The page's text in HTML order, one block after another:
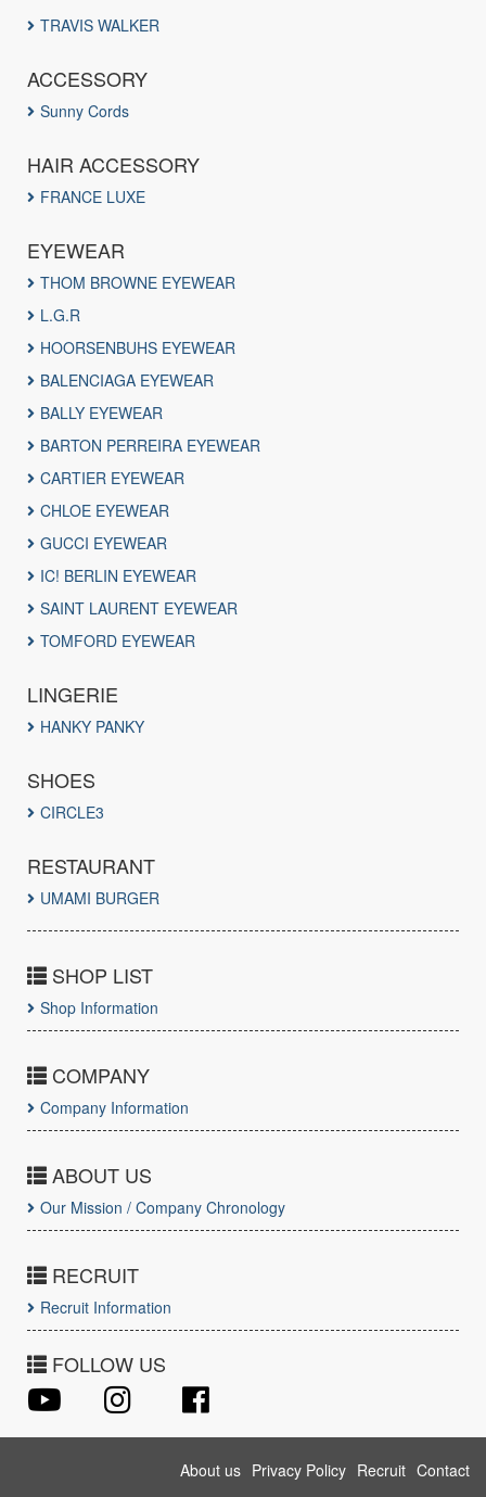
TRAVIS WALKER
ACCESSORY
Sunny Cords
HAIR ACCESSORY
FRANCE LUXE
EYEWEAR
THOM BROWNE EYEWEAR
L.G.R
HOORSENBUHS EYEWEAR
BALENCIAGA EYEWEAR
BALLY EYEWEAR
BARTON PERREIRA EYEWEAR
CARTIER EYEWEAR
CHLOE EYEWEAR
GUCCI EYEWEAR
IC! BERLIN EYEWEAR
SAINT LAURENT EYEWEAR
TOMFORD EYEWEAR
LINGERIE
HANKY PANKY
SHOES
CIRCLE3
RESTAURANT
UMAMI BURGER
SHOP LIST
Shop Information
COMPANY
Company Information
ABOUT US
Our Mission / Company Chronology
RECRUIT
Recruit Information
FOLLOW US
About us Privacy Policy Recruit Contact